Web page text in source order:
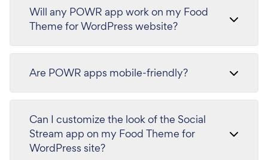
Will any POWR app work on my Food
Theme for WordPress website?
Are POWR apps mobile-friendly?
Can I customize the look of the Social
Stream app on my Food Theme for
WordPress site?